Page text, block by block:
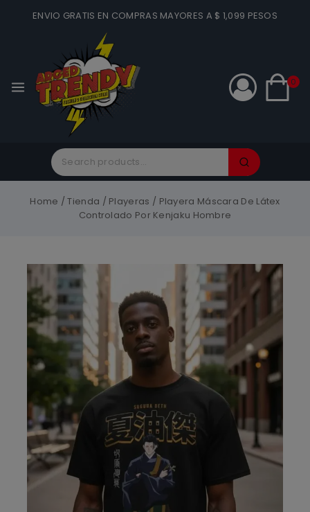
ENVIO GRATIS EN COMPRAS MAYORES A $ 1,099 PESOS
0
Home / Tienda / Playeras / Playera Máscara De Látex
Controlado Por Kenjaku Hombre